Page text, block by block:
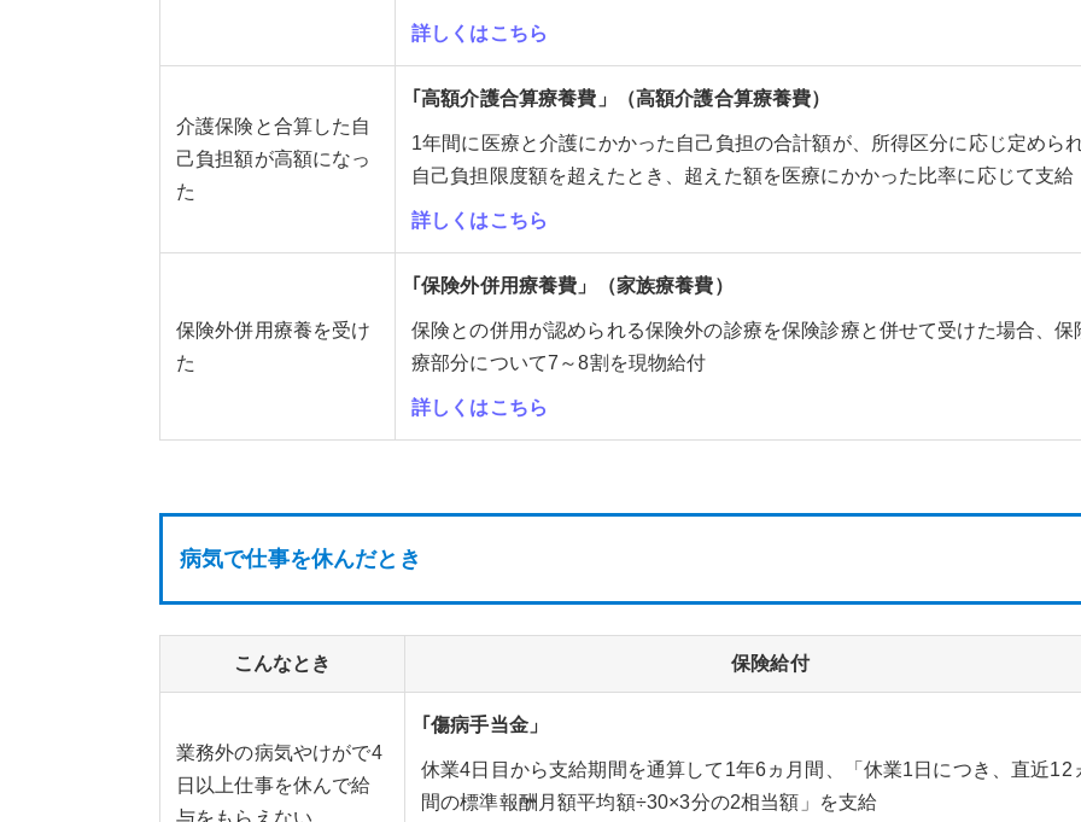
詳しくはこちら
介護保険と合算した自
己負担額が高額になっ
た
｢高額介護合算療養費」（高額介護合算療養費）
1年間に医療と介護にかかった自己負担の合計額が、所得区分に応じ定めら
自己負担限度額を超えたとき、超えた額を医療にかかった比率に応じて支給
詳しくはこちら
保険外併用療養を受け
た
｢保険外併用療養費」（家族療養費）
保険との併用が認められる保険外の診療を保険診療と併せて受けた場合、保
療部分について7～8割を現物給付
詳しくはこちら
病気で仕事を休んだとき
こんなとき 保険給付
業務外の病気やけがで4
日以上仕事を休んで給
与をもらえない
｢傷病手当金」
休業4日目から支給期間を通算して1年6ヵ月間、「休業1日につき、直近12
間の標準報酬月額平均額÷30×3分の2相当額」を支給